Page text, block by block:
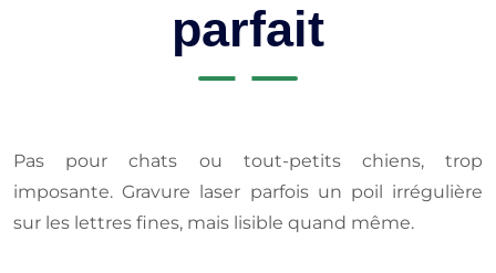
parfait
Pas pour chats ou tout-petits chiens, trop
imposante. Gravure laser parfois un poil irrégulière
sur les lettres fines, mais lisible quand même.